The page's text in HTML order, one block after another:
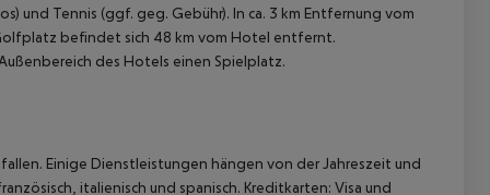
und Tennis (ggf. geg. Gebühr). In ca. 3 km Entfernung vom
befindet sich 48 km vom Hotel entfernt.
des Hotels einen Spielplatz.
Einige Dienstleistungen hängen von der Jahreszeit und
italienisch und spanisch. Kreditkarten: Visa und